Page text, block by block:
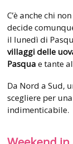
C’è anche chi
decide
il lunedì di
villaggi delle
Pasqua e tante
Da Nord a Sud,
scegliere per una
indimenticabile.